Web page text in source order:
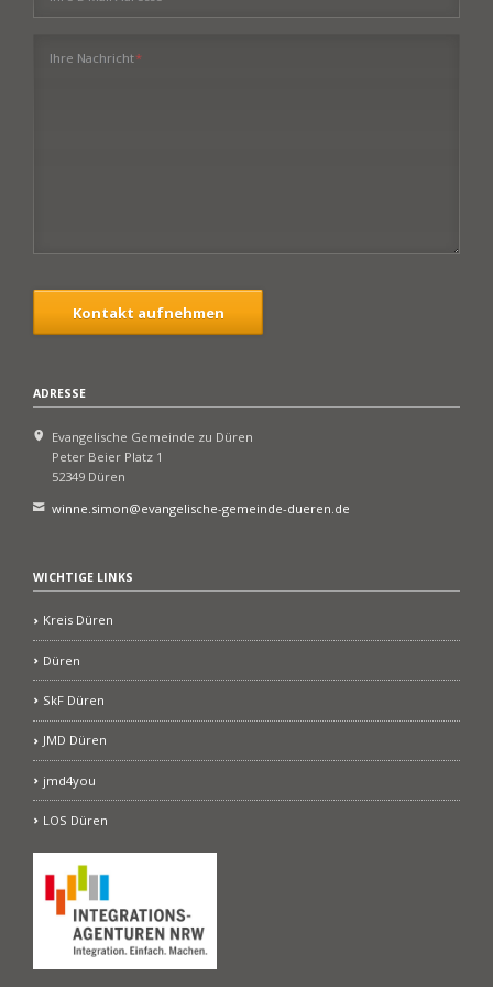
Pflichtfeld
Ihre Nachricht*
Kontakt aufnehmen
ADRESSE
Evangelische Gemeinde zu Düren
Peter Beier Platz 1
52349 Düren
winne.simon@evangelische-gemeinde-dueren.de
WICHTIGE LINKS
Kreis Düren
Düren
SkF Düren
JMD Düren
jmd4you
LOS Düren